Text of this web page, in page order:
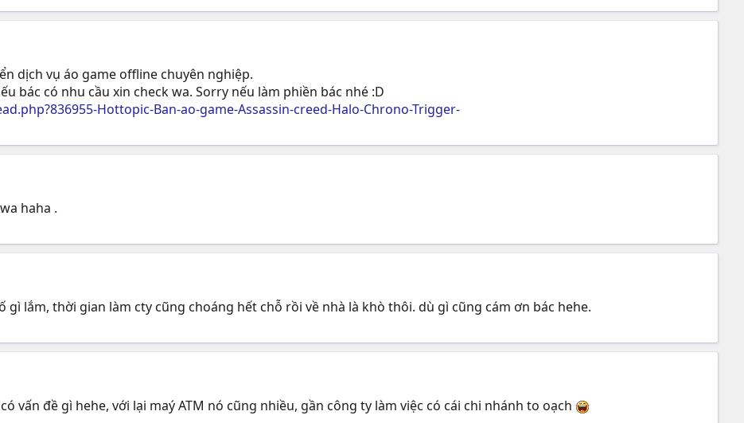
dịch vụ áo game offline chuyên nghiệp.
bác có nhu cầu xin check wa. Sorry nếu làm phiền bác nhé :D
Hottopic-Ban-ao-game-Assassin-creed-Halo-Chrono-Trigger-
haha .
gì lắm, thời gian làm cty cũng choáng hết chỗ rồi về nhà là khò thôi. dù gì cũng cám ơn bác hehe.
vấn đề gì hehe, với lại maý ATM nó cũng nhiều, gần công ty làm việc có cái chi nhánh to oạch